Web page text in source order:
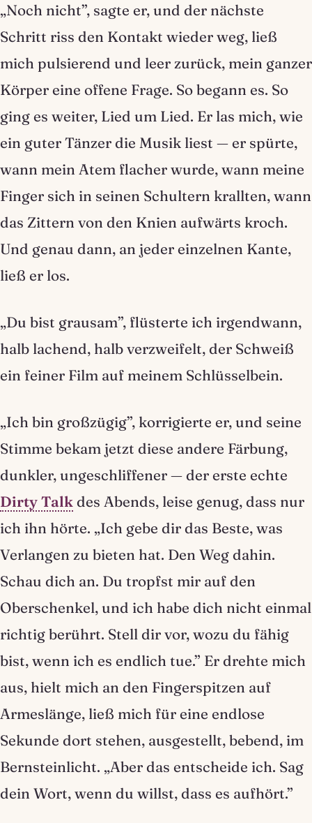
„Noch nicht”, sagte er, und der nächste
Schritt riss den Kontakt wieder weg, ließ
mich pulsierend und leer zurück, mein ganzer
Körper eine offene Frage. So begann es. So
ging es weiter, Lied um Lied. Er las mich, wie
ein guter Tänzer die Musik liest — er spürte,
wann mein Atem flacher wurde, wann meine
Finger sich in seinen Schultern krallten, wann
das Zittern von den Knien aufwärts kroch.
Und genau dann, an jeder einzelnen Kante,
ließ er los.
„Du bist grausam”, flüsterte ich irgendwann,
halb lachend, halb verzweifelt, der Schweiß
ein feiner Film auf meinem Schlüsselbein.
„Ich bin großzügig”, korrigierte er, und seine
Stimme bekam jetzt diese andere Färbung,
dunkler, ungeschliffener — der erste echte
Dirty Talk des Abends, leise genug, dass nur
ich ihn hörte. „Ich gebe dir das Beste, was
Verlangen zu bieten hat. Den Weg dahin.
Schau dich an. Du tropfst mir auf den
Oberschenkel, und ich habe dich nicht einmal
richtig berührt. Stell dir vor, wozu du fähig
bist, wenn ich es endlich tue.” Er drehte mich
aus, hielt mich an den Fingerspitzen auf
Armeslänge, ließ mich für eine endlose
Sekunde dort stehen, ausgestellt, bebend, im
Bernsteinlicht. „Aber das entscheide ich. Sag
dein Wort, wenn du willst, dass es aufhört.”